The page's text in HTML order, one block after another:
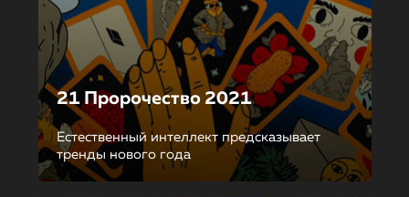
21 Пророчество 2021
Естественный интеллект предсказывает
тренды нового года